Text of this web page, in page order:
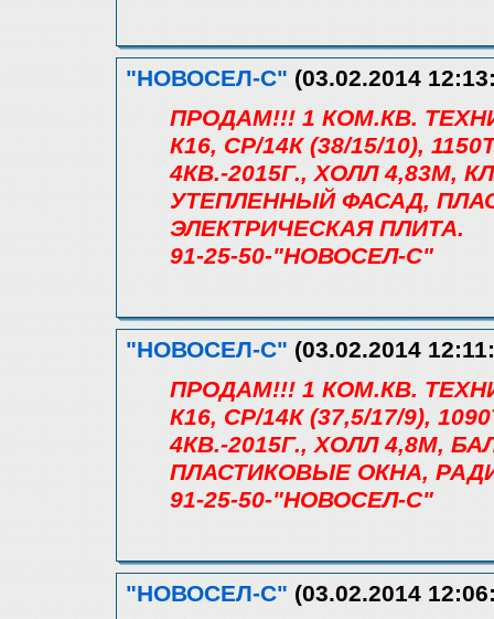
"НОВОСЕЛ-С" (03.02.2014
ПРОДАМ!!! 1 КОМ.КВ.
К16, СР/14К (38/15/10),
4КВ.-2015Г., ХОЛЛ 4,83М,
УТЕПЛЕННЫЙ ФАСАД,
ЭЛЕКТРИЧЕСКАЯ ПЛИТА.
91-25-50-"НОВОСЕЛ-С"
"НОВОСЕЛ-С" (03.02.2014
ПРОДАМ!!! 1 КОМ.КВ.
К16, СР/14К (37,5/17/9),
4КВ.-2015Г., ХОЛЛ 4,8М,
ПЛАСТИКОВЫЕ ОКНА,
91-25-50-"НОВОСЕЛ-С"
"НОВОСЕЛ-С" (03.02.2014